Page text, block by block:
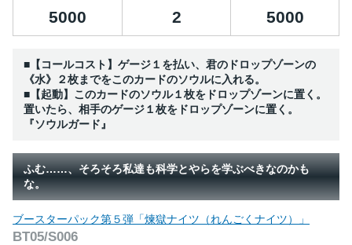
5000 2 5000
■【コールコスト】ゲージ１を払い、君のドロップゾーンの
《水》２枚までをこのカードのソウルに入れる。
■【起動】このカードのソウル１枚をドロップゾーンに置く。
置いたら、相手のゲージ１枚をドロップゾーンに置く。
『ソウルガード』
ふむ……、そろそろ私達も科学とやらを学ぶべきなのかも
な。
ブースターパック第５弾「煉獄ナイツ（れんごくナイツ）」
BT05/S006